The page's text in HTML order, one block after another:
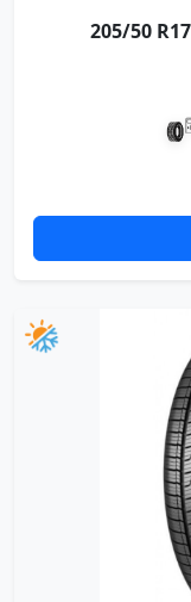
205/50